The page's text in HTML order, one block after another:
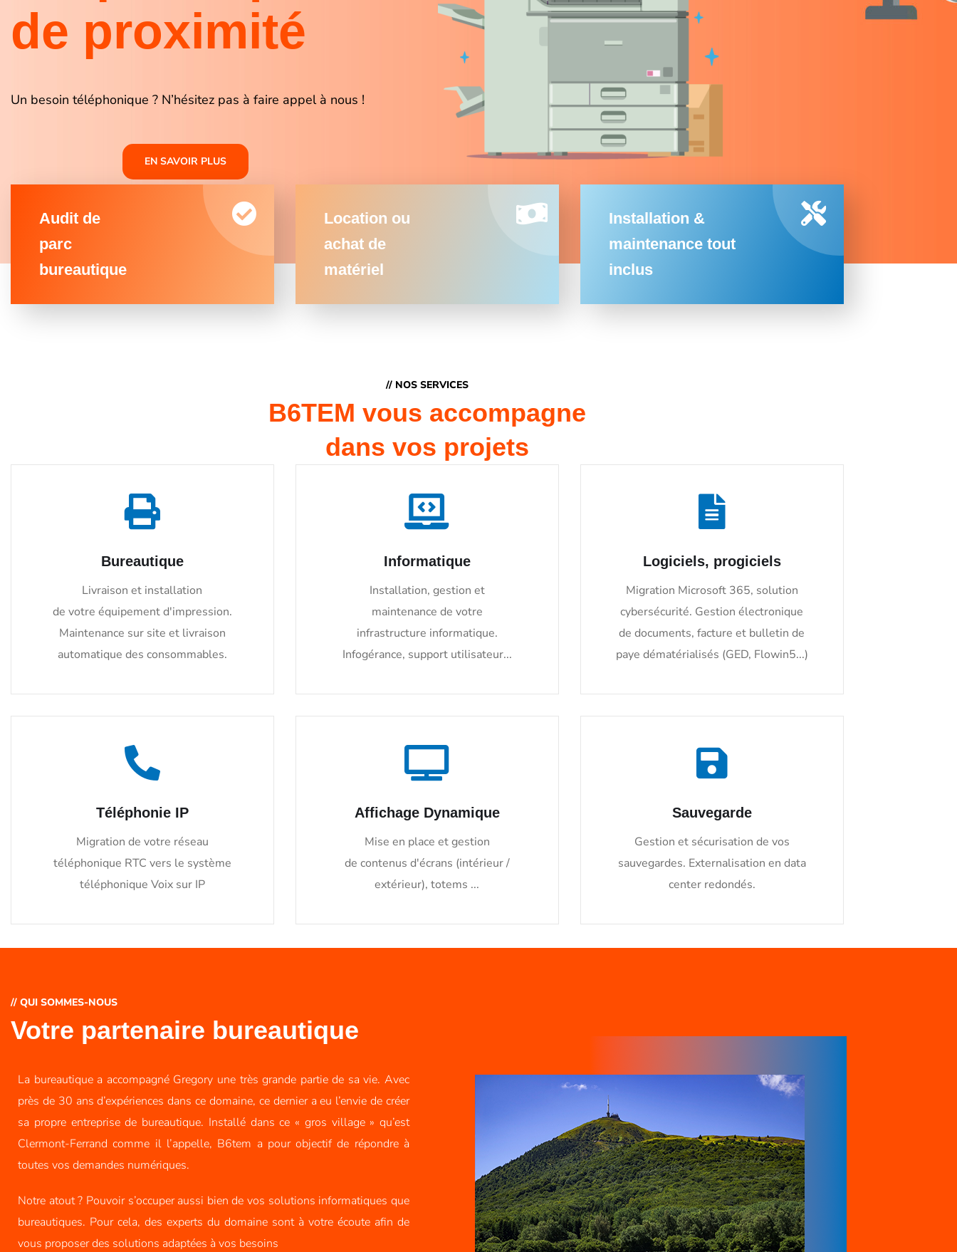
de proximité
Un besoin téléphonique ? N’hésitez pas à faire appel à nous !
EN SAVOIR PLUS
Audit de
parc
bureautique
Location ou
achat de
matériel
Installation &
maintenance tout
inclus
// NOS SERVICES
B6TEM vous accompagne
dans vos projets
Bureautique
Livraison et installation
de votre équipement d'impression.
Maintenance sur site et livraison
automatique des consommables.
Téléphonie IP
Migration de votre réseau
téléphonique RTC vers le système
téléphonique Voix sur IP
Informatique
Installation, gestion et
maintenance de votre
infrastructure informatique.
Infogérance, support utilisateur...
Affichage Dynamique
Mise en place et gestion
de contenus d'écrans (intérieur /
extérieur), totems ...
Logiciels, progiciels
Migration Microsoft 365, solution
cybersécurité. Gestion électronique
de documents, facture et bulletin de
paye dématérialisés (GED, Flowin5...)
Sauvegarde
Gestion et sécurisation de vos
sauvegardes. Externalisation en data
center redondés.
// QUI SOMMES-NOUS
Votre partenaire bureautique
La bureautique a accompagné Gregory une très grande partie de sa vie. Avec
près de 30 ans d’expériences dans ce domaine, ce dernier a eu l’envie de créer
sa propre entreprise de bureautique. Installé dans ce « gros village » qu’est
Clermont-Ferrand comme il l’appelle, B6tem a pour objectif de répondre à
toutes vos demandes numériques.
Notre atout ? Pouvoir s’occuper aussi bien de vos solutions informatiques que
bureautiques. Pour cela, des experts du domaine sont à votre écoute afin de
vous proposer des solutions adaptées à vos besoins